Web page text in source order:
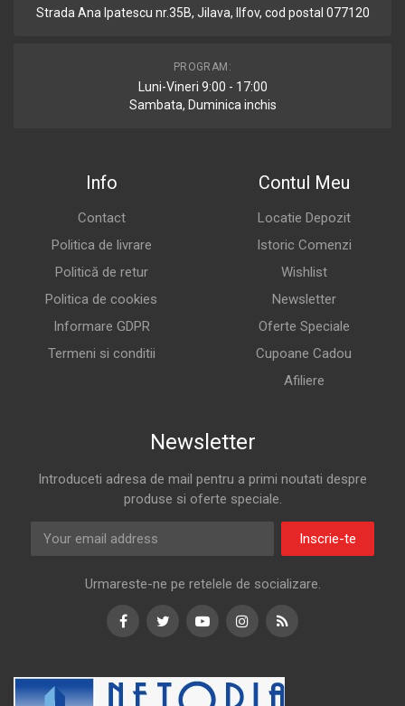
Strada Ana Ipatescu nr.35B, Jilava, Ilfov, cod postal 077120
PROGRAM:
Luni-Vineri 9:00 - 17:00
Sambata, Duminica inchis
Info
Contact
Politica de livrare
Politică de retur
Politica de cookies
Informare GDPR
Termeni si conditii
Contul Meu
Locatie Depozit
Istoric Comenzi
Wishlist
Newsletter
Oferte Speciale
Cupoane Cadou
Afiliere
Newsletter
Introduceti adresa de mail pentru a primi noutati despre
produse si oferte speciale.
Inscrie-te
Urmareste-ne pe retelele de socializare.
FacebookTwitterYoutubeInstagram
RSS